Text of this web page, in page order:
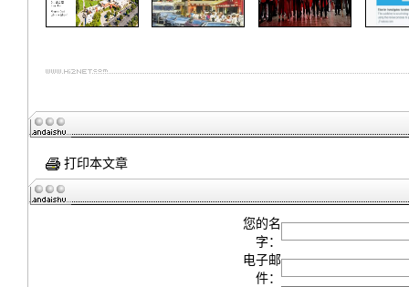
打印本文章
您的名
字：
电子邮
件：